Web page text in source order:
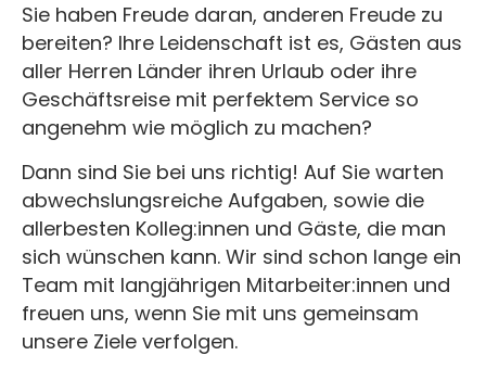
Sie haben Freude daran, anderen Freude zu
bereiten? Ihre Leidenschaft ist es, Gästen aus
aller Herren Länder ihren Urlaub oder ihre
Geschäftsreise mit perfektem Service so
angenehm wie möglich zu machen?
Dann sind Sie bei uns richtig! Auf Sie warten
abwechslungsreiche Aufgaben, sowie die
allerbesten Kolleg:innen und Gäste, die man
sich wünschen kann. Wir sind schon lange ein
Team mit langjährigen Mitarbeiter:innen und
freuen uns, wenn Sie mit uns gemeinsam
unsere Ziele verfolgen.